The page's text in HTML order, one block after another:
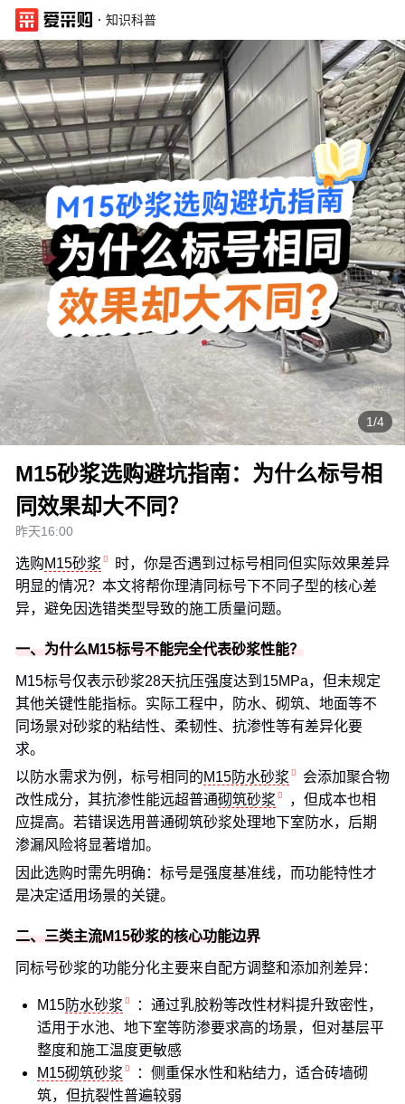
· 知识科普
1/4
M15砂浆选购避坑指南：为什么标号相
同效果却大不同？
昨天16:00
选购M15砂浆
时，你是否遇到过标号相同但实际效果差异
明显的情况？本文将帮你理清同标号下不同子型的核心差
异，避免因选错类型导致的施工质量问题。
一、为什么M15标号不能完全代表砂浆性能？
M15标号仅表示砂浆28天抗压强度达到15MPa，但未规定
其他关键性能指标。实际工程中，防水、砌筑、地面等不
同场景对砂浆的粘结性、柔韧性、抗渗性等有差异化要
求。
以防水需求为例，标号相同的M15防水砂浆
会添加聚合物
改性成分，其抗渗性能远超普通砌筑砂浆
，但成本也相
应提高。若错误选用普通砌筑砂浆处理地下室防水，后期
渗漏风险将显著增加。
因此选购时需先明确：标号是强度基准线，而功能特性才
是决定适用场景的关键。
二、三类主流M15砂浆的核心功能边界
同标号砂浆的功能分化主要来自配方调整和添加剂差异：
M15防水砂浆
：通过乳胶粉等改性材料提升致密性，
适用于水池、地下室等防渗要求高的场景，但对基层平
整度和施工温度更敏感
M15砌筑砂浆
：侧重保水性和粘结力，适合砖墙砌
筑，但抗裂性普遍较弱